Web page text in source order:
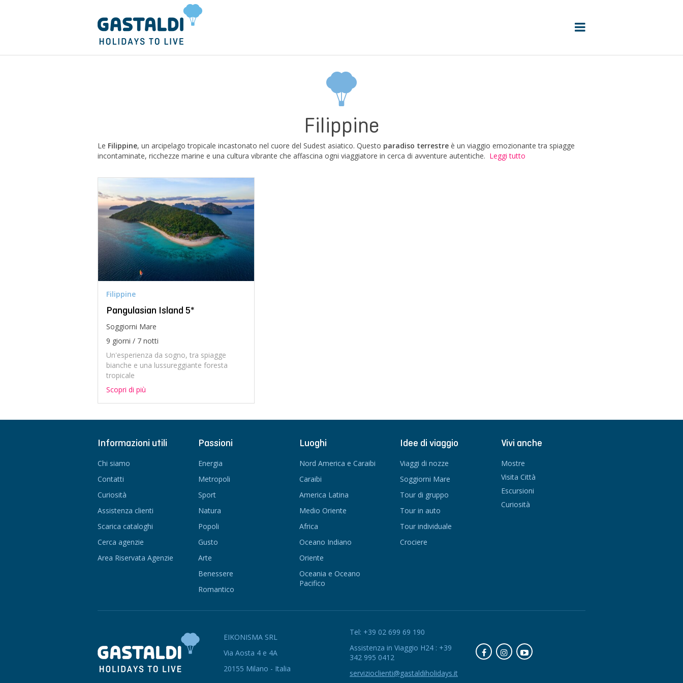
Filippine
Le Filippine, un arcipelago tropicale incastonato nel cuore del Sudest asiatico. Questo paradiso terrestre è un viaggio emozionante tra spiagge
incontaminate, ricchezze marine e una cultura vibrante che affascina ogni viaggiatore in cerca di avventure autentiche. Leggi tutto
Filippine
Pangulasian Island 5*
Soggiorni Mare
9 giorni / 7 notti
Un'esperienza da sogno, tra spiagge
bianche e una lussureggiante foresta
tropicale
Scopri di più
Informazioni utili
Chi siamo
Contatti
Curiosità
Assistenza clienti
Scarica cataloghi
Cerca agenzie
Area Riservata Agenzie
Passioni
Energia
Metropoli
Sport
Natura
Popoli
Gusto
Arte
Benessere
Romantico
Luoghi
Nord America e Caraibi
Caraibi
America Latina
Medio Oriente
Africa
Oceano Indiano
Oriente
Oceania e Oceano
Pacifico
Idee di viaggio
Viaggi di nozze
Soggiorni Mare
Tour di gruppo
Tour in auto
Tour individuale
Crociere
Vivi anche
Mostre
Visita Città
Escursioni
Curiosità
EIKONISMA SRL
Via Aosta 4 e 4A
20155 Milano - Italia
Tel: +39 02 699 69 190
Assistenza in Viaggio H24 : +39
342 995 0412
servizioclienti@gastaldiholidays.it